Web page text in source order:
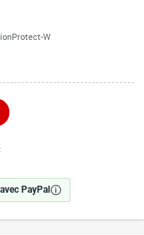
W
PayPal 🛈